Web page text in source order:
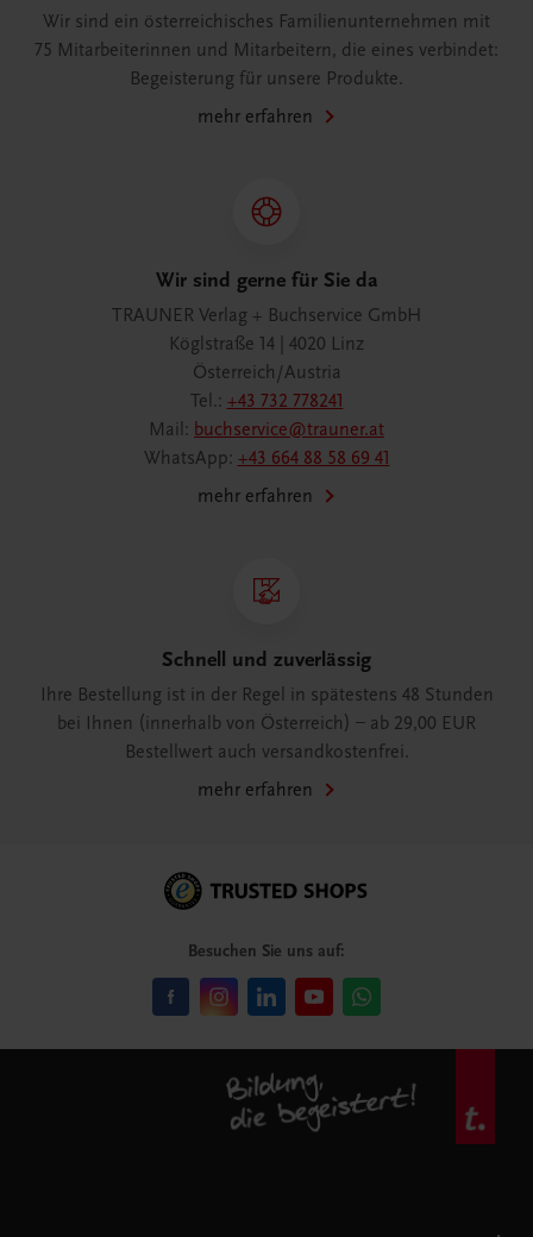
Wir sind ein österreichisches Familienunternehmen mit
75 Mitarbeiterinnen und Mitarbeitern, die eines verbindet:
Begeisterung für unsere Produkte.
mehr erfahren
Wir sind gerne für Sie da
TRAUNER Verlag + Buchservice GmbH
Köglstraße 14 | 4020 Linz
Österreich/Austria
Tel.: +43 732 778241
Mail: buchservice@trauner.at
WhatsApp: +43 664 88 58 69 41
mehr erfahren
Schnell und zuverlässig
Ihre Bestellung ist in der Regel in spätestens 48 Stunden
bei Ihnen (innerhalb von Österreich) – ab 29,00 EUR
Bestellwert auch versandkostenfrei.
mehr erfahren
Besuchen Sie uns auf: